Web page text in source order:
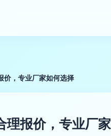
价，专业厂家如何选择
理报价，专业厂